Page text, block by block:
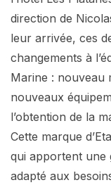
direction de
leur arrivée, ces
changements à
Marine : nouveau
nouveaux
l’obtention de la
Cette marque
qui apportent une
adapté aux